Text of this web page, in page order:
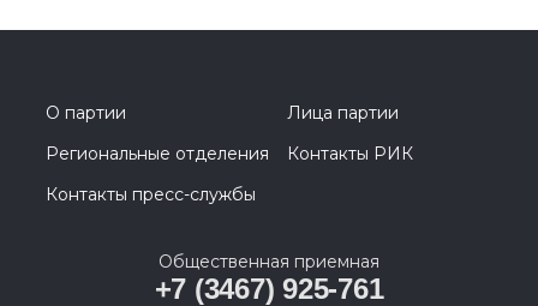
О партии
Лица партии
Региональные отделения
Контакты РИК
Контакты пресс-службы
Общественная приемная
+7 (3467) 925-761